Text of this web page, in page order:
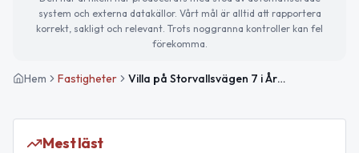
system och externa datakällor. Vårt mål är alltid att rapportera
korrekt, sakligt och relevant. Trots noggranna kontroller kan fel
förekomma.
Hem Fastigheter Villa på Storvallsvägen 7 i Åre såld för 1 700 000kr
Mest läst